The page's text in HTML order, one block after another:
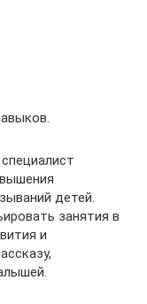
детей.
занятия в
и